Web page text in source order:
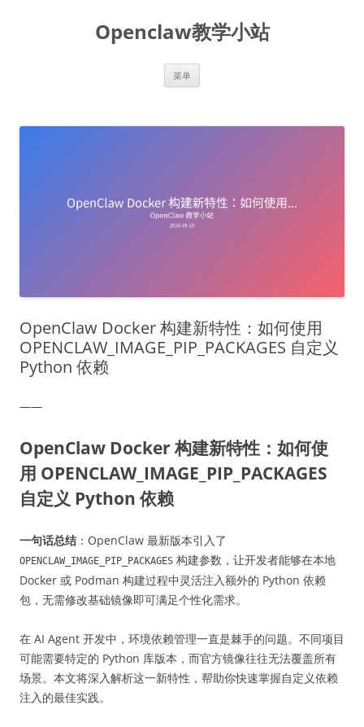
Openclaw教学小站
菜单
OpenClaw Docker 构建新特性：如何使用
OPENCLAW_IMAGE_PIP_PACKAGES 自定义
Python 依赖
——
OpenClaw Docker 构建新特性：如何使
用 OPENCLAW_IMAGE_PIP_PACKAGES
自定义 Python 依赖
一句话总结 ：OpenClaw 最新版本引入了
OPENCLAW_IMAGE_PIP_PACKAGES 构建参数，让开发者能够在本地
Docker 或 Podman 构建过程中灵活注入额外的 Python 依赖
包，无需修改基础镜像即可满足个性化需求。
在 AI Agent 开发中，环境依赖管理一直是棘手的问题。不同项目
可能需要特定的 Python 库版本，而官方镜像往往无法覆盖所有
场景。本文将深入解析这一新特性，帮助你快速掌握自定义依赖
注入的最佳实践。